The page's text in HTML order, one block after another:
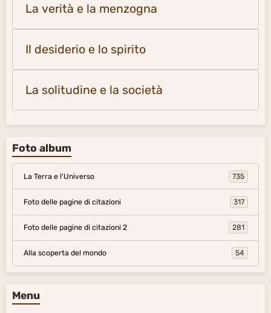
La verità e la menzogna
Il desiderio e lo spirito
La solitudine e la società
Foto album
La Terra e l'Universo 735
Foto delle pagine di citazioni 317
Foto delle pagine di citazioni 2 281
Alla scoperta del mondo 54
Menu